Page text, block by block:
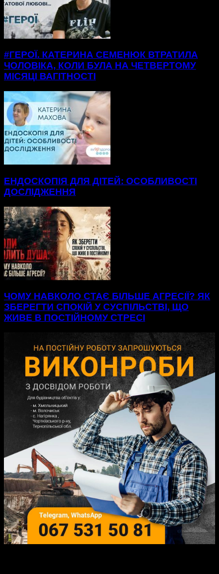
#ГЕРОЇ. КАТЕРИНА СЕМЕНЮК ВТРАТИЛА
ЧОЛОВІКА, КОЛИ БУЛА НА ЧЕТВЕРТОМУ
МІСЯЦІ ВАГІТНОСТІ
ЕНДОСКОПІЯ ДЛЯ ДІТЕЙ: ОСОБЛИВОСТІ
ДОСЛІДЖЕННЯ
ЧОМУ НАВКОЛО СТАЄ БІЛЬШЕ АГРЕСІЇ? ЯК
ЗБЕРЕГТИ СПОКІЙ У СУСПІЛЬСТВІ, ЩО
ЖИВЕ В ПОСТІЙНОМУ СТРЕСІ